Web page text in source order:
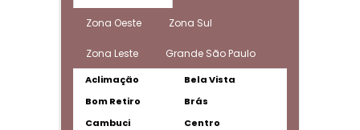
Zona Oeste Zona Sul
Zona Leste Grande São Paulo
Aclimação
Bela Vista
Bom Retiro
Brás
Cambuci
Centro